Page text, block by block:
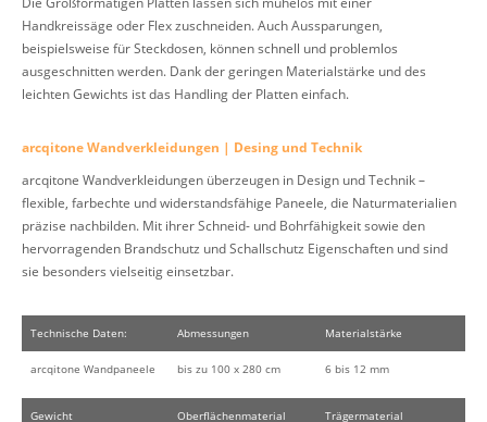
Handkreissäge oder Flex zuschneiden. Auch Aussparungen,
beispielsweise für Steckdosen, können schnell und problemlos
ausgeschnitten werden. Dank der geringen Materialstärke und des
leichten Gewichts ist das Handling der Platten einfach.
arcqitone Wandverkleidungen | Desing und Technik
arcqitone Wandverkleidungen überzeugen in Design und Technik –
flexible, farbechte und widerstandsfähige Paneele, die Naturmaterialien
präzise nachbilden. Mit ihrer Schneid- und Bohrfähigkeit sowie den
hervorragenden Brandschutz und Schallschutz Eigenschaften und sind
sie besonders vielseitig einsetzbar.
Technische Daten: Abmessungen Materialstärke
arcqitone Wandpaneele bis zu 100 x 280 cm 6 bis 12 mm
Gewicht Oberflächenmaterial Trägermaterial